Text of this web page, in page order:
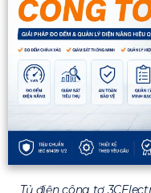
Tủ điện công tơ